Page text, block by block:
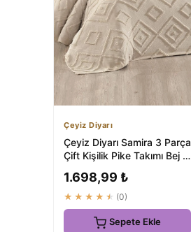
Çeyiz Diyarı
Çeyiz Diyarı Samira 3 Parça
Çift Kişilik Pike Takımı Bej -
1.698,99 ₺
★★★★★ (0)
Sepete Ekle